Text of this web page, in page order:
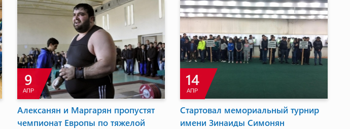
9
АПР
Алексанян и Маргарян пропустят
чемпионат Европы по тяжелой
14
АПР
Стартовал мемориальный турнир
имени Зинаиды Симонян